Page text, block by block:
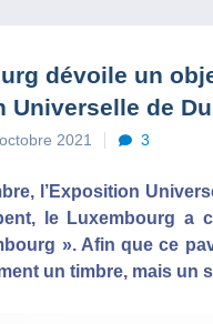
dévoile un
Universelle de
2021 3
l’Exposition
le Luxembourg a
». Afin que ce
un timbre, mais